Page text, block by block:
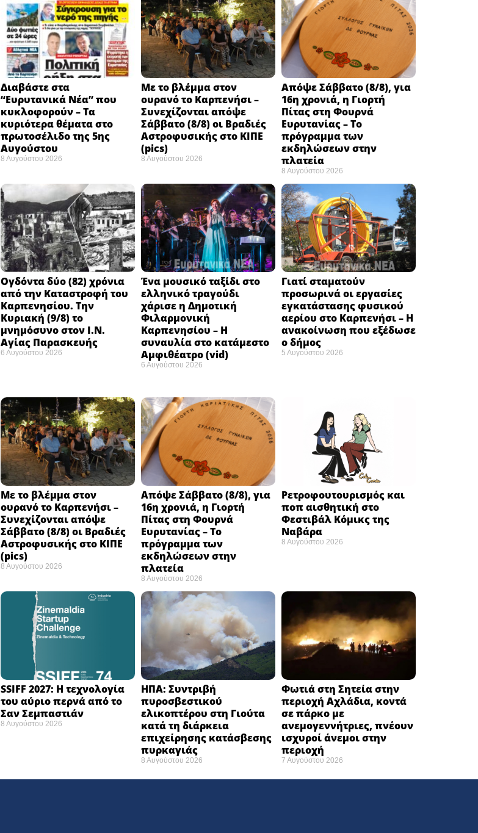
Διαβάστε στα
“Ευρυτανικά Νέα” που
κυκλοφορούν – Τα
κυριότερα θέματα στο
πρωτοσέλιδο της 5ης
Αυγούστου
8 Αυγούστου 2026
Με το βλέμμα στον
ουρανό το Καρπενήσι –
Συνεχίζονται απόψε
Σάββατο (8/8) οι Βραδιές
Αστροφυσικής στο ΚΙΠΕ
(pics)
8 Αυγούστου 2026
Απόψε Σάββατο (8/8), για
16η χρονιά, η Γιορτή
Πίτας στη Φουρνά
Ευρυτανίας – Το
πρόγραμμα των
εκδηλώσεων στην
πλατεία
8 Αυγούστου 2026
Ογδόντα δύο (82) χρόνια
από την Καταστροφή του
Καρπενησίου. Την
Κυριακή (9/8) το
μνημόσυνο στον Ι.Ν.
Αγίας Παρασκευής
6 Αυγούστου 2026
Ένα μουσικό ταξίδι στο
ελληνικό τραγούδι
χάρισε η Δημοτική
Φιλαρμονική
Καρπενησίου – Η
συναυλία στο κατάμεστο
Αμφιθέατρο (vid)
6 Αυγούστου 2026
Γιατί σταματούν
προσωρινά οι εργασίες
εγκατάστασης φυσικού
αερίου στο Καρπενήσι – Η
ανακοίνωση που εξέδωσε
ο δήμος
5 Αυγούστου 2026
Με το βλέμμα στον
ουρανό το Καρπενήσι –
Συνεχίζονται απόψε
Σάββατο (8/8) οι Βραδιές
Αστροφυσικής στο ΚΙΠΕ
(pics)
8 Αυγούστου 2026
Απόψε Σάββατο (8/8), για
16η χρονιά, η Γιορτή
Πίτας στη Φουρνά
Ευρυτανίας – Το
πρόγραμμα των
εκδηλώσεων στην
πλατεία
8 Αυγούστου 2026
Ρετροφουτουρισμός και
ποπ αισθητική στο
Φεστιβάλ Κόμικς της
Ναβάρα ​
8 Αυγούστου 2026
SSIFF 2027: Η τεχνολογία
του αύριο περνά από το
Σαν Σεμπαστιάν ​
8 Αυγούστου 2026
ΗΠΑ: Συντριβή
πυροσβεστικού
ελικοπτέρου στη Γιούτα
κατά τη διάρκεια
επιχείρησης κατάσβεσης
πυρκαγιάς ​
8 Αυγούστου 2026
Φωτιά στη Σητεία στην
περιοχή Αχλάδια, κοντά
σε πάρκο με
ανεμογεννήτριες, πνέουν
ισχυροί άνεμοι στην
περιοχή
7 Αυγούστου 2026